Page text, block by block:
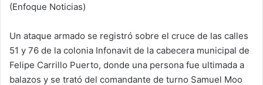
(Enfoque Noticias)
Un ataque armado se registró sobre el cruce de las calles
51 y 76 de la colonia Infonavit de la cabecera municipal de
Felipe Carrillo Puerto, donde una persona fue ultimada a
balazos y se trató del comandante de turno Samuel Moo